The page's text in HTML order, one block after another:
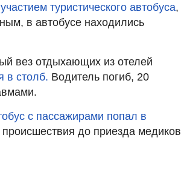
туристического автобуса,
в автобусе находились
вез отдыхающих из отелей
в столб. Водитель погиб, 20
с пассажирами попал в
до приезда медиков